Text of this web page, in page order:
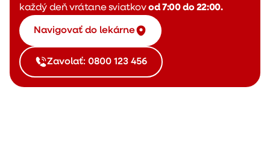
každý deň vrátane sviatkovod 7:00 do 22:00.
Navigovať do lekárne
Zavolať: 0800 123 456